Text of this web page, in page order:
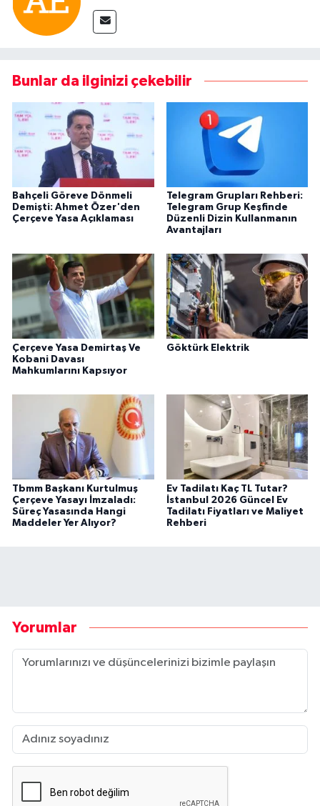
Bunlar da ilginizi çekebilir
Bahçeli Göreve Dönmeli
Demişti: Ahmet Özer'den
Çerçeve Yasa Açıklaması
Telegram Grupları Rehberi:
Telegram Grup Keşfinde
Düzenli Dizin Kullanmanın
Avantajları
Çerçeve Yasa Demirtaş Ve
Kobani Davası
Mahkumlarını Kapsıyor
Göktürk Elektrik
Tbmm Başkanı Kurtulmuş
Çerçeve Yasayı İmzaladı:
Süreç Yasasında Hangi
Maddeler Yer Alıyor?
Ev Tadilatı Kaç TL Tutar?
İstanbul 2026 Güncel Ev
Tadilatı Fiyatları ve Maliyet
Rehberi
Yorumlar